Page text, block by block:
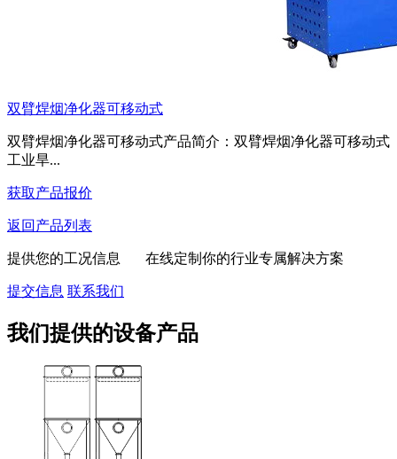
双臂焊烟净化器可移动式
双臂焊烟净化器可移动式产品简介：双臂焊烟净化器可移动式
工业旱...
获取产品报价
返回产品列表
提供您的工况信息 在线定制你的行业专属解决方案
提交信息 联系我们
我们提供的设备产品